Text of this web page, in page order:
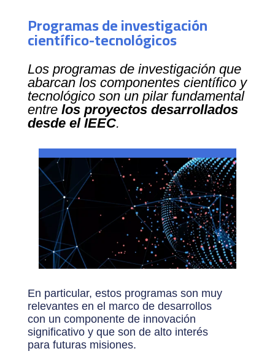
Programas de investigación
científico-tecnológicos
Los programas de investigación que
abarcan los componentes científico y
tecnológico son un pilar fundamental
entre los proyectos desarrollados
desde el IEEC.
En particular, estos programas son muy
relevantes en el marco de desarrollos
con un componente de innovación
significativo y que son de alto interés
para futuras misiones.